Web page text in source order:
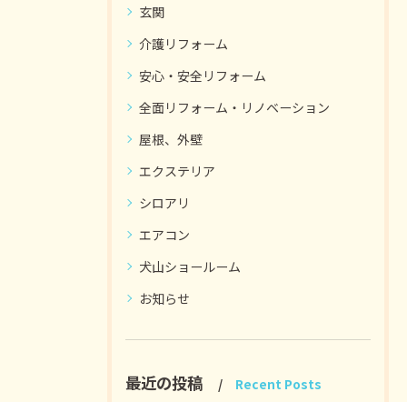
玄関
介護リフォーム
安心・安全リフォーム
全面リフォーム・リノベーション
屋根、外壁
エクステリア
シロアリ
エアコン
犬山ショールーム
お知らせ
最近の投稿 Recent Posts